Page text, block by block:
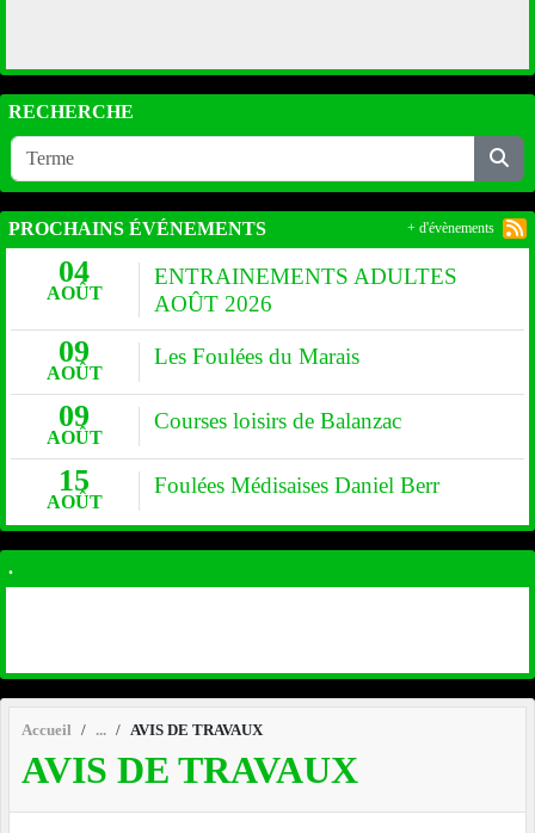
Accueil AVIS DE TRAVAUX
AVIS DE TRAVAUX
RECHERCHE
PROCHAINS ÉVÉNEMENTS
04
AOÛT
ENTRAINEMENTS ADULTES
AOÛT 2026
09
AOÛT
Les Foulées du Marais
09
AOÛT
Courses loisirs de Balanzac
15
AOÛT
Foulées Médisaises Daniel Berr
+ d'évènements
.